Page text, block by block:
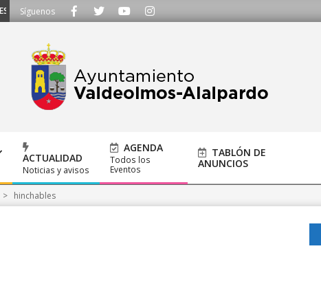
- Llámanos al 91 620 21 53 o escríbenos a ayuntamiento@alalpardo.org
Síguenos
ACTUALIDAD
Noticias y avisos
AGENDA
Todos los
Eventos
TABLÓN DE
ANUNCIOS
> hinchables